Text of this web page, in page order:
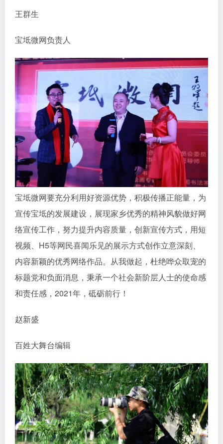
王群生
宝坻微网负责人
宝坻微网要充分利用好资源优势，积极传播正能量，为
宣传宝坻的发展建设，展现家乡优秀的精神风貌做好网
络宣传工作，努力提升内容质量，创新宣传方式，用短
视频、H5等网民喜闻乐见的展示方式创作立意深刻、
内容新颖的优秀网络作品。从我做起，杜绝哗众取宠的
标题党和负面消息，秉承一个社会新阶层人士的使命感
和责任感，2021年，砥砺前行！
赵新盛
百姓大舞台编辑